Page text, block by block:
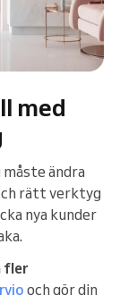
med
ändra
rätt verktyg
nya kunder
fler
och gör din